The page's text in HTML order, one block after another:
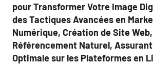
l’article
pour Transformer Votre Image
des Tactiques Avancées en
Numérique, Création de Site
Référencement Naturel,
Optimale sur les Plateformes en